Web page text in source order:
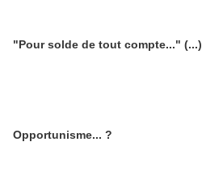
"Pour solde de tout compte..." (...)
Opportunisme... ?